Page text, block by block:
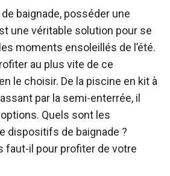
baignade, posséder une
une véritable solution pour se
moments ensoleillés de l’été.
au plus vite de ce
le choisir. De la piscine en kit à
par la semi-enterrée, il
Quels sont les
dispositifs de baignade ?
faut-il pour profiter de votre